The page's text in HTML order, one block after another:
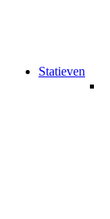
Statieven